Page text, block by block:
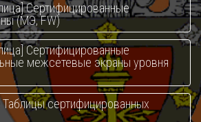
Сертифицированные
(МЭ, FW)
Сертифицированные
межсетевые экраны уровня
сертифицированных